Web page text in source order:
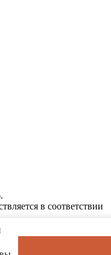
в соответствии
от 27.07.2006 N